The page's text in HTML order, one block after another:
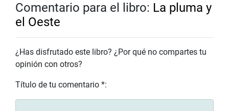
Comentario para el libro: La pluma y
el Oeste
¿Has disfrutado este libro? ¿Por qué no compartes tu
opinión con otros?
Título de tu comentario *: